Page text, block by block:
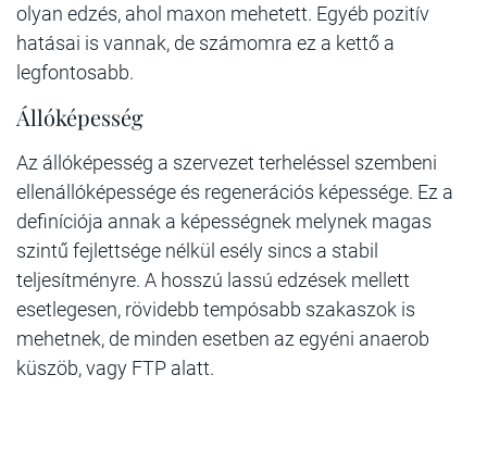
olyan edzés, ahol maxon mehetett. Egyéb pozitív
hatásai is vannak, de számomra ez a kettő a
legfontosabb.
Állóképesség
Az állóképesség a szervezet terheléssel szembeni
ellenállóképessége és regenerációs képessége. Ez a
definíciója annak a képességnek melynek magas
szintű fejlettsége nélkül esély sincs a stabil
teljesítményre. A hosszú lassú edzések mellett
esetlegesen, rövidebb tempósabb szakaszok is
mehetnek, de minden esetben az egyéni anaerob
küszöb, vagy FTP alatt.